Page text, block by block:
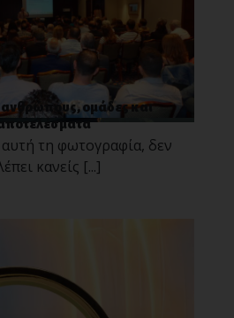
ανθρώπους, ομάδες και
αυτή τη φωτογραφία, δεν
κανείς [...]